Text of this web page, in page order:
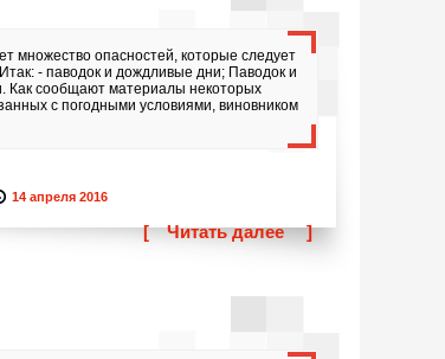
множество опасностей, которые следует
- паводок и дождливые дни; Паводок и
Как сообщают материалы некоторых
с погодными условиями, виновником
14 апреля 2016
[ Читать далее ]